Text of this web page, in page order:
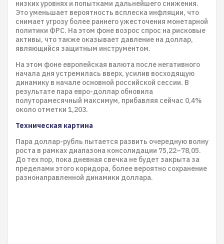
низких уровнях и попытками дальнейшего снижения.
Это уменьшает вероятность всплеска инфляции, что
снимает угрозу более раннего ужесточения монетарной
политики ФРС. На этом фоне возрос спрос на рисковые
активы, что также оказывает давление на доллар,
являющийся защитным инструментом.
На этом фоне европейская валюта после негативного
начала дня устремилась вверх, усилив восходящую
динамику в начале основной российской сессии. В
результате пара евро-доллар обновила
полуторамесячный максимум, прибавляя сейчас 0,4%
около отметки 1,203.
Техническая картина
Пара доллар-рубль пытается развить очередную волну
роста в рамках диапазона консолидации 75,22–78,05.
До тех пор, пока дневная свечка не будет закрыта за
пределами этого коридора, более вероятно сохранение
разнонаправленной динамики доллара.